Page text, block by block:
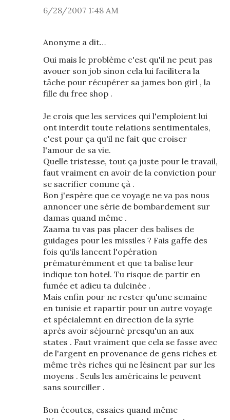
6/28/2007 1:48 AM
Anonyme a dit…
Oui mais le problème c'est qu'il ne peut pas
avouer son job sinon cela lui facilitera la
tâche pour récupérer sa james bon girl , la
fille du free shop .
Je crois que les services qui l'emploient lui
ont interdit toute relations sentimentales,
c'est pour ça qu'il ne fait que croiser
l'amour de sa vie.
Quelle tristesse, tout ça juste pour le travail,
faut vraiment en avoir de la conviction pour
se sacrifier comme çà .
Bon j'espère que ce voyage ne va pas nous
annoncer une série de bombardement sur
damas quand même .
Zaama tu vas pas placer des balises de
guidages pour les missiles ? Fais gaffe des
fois qu'ils lancent l'opération
prématurémment et que ta balise leur
indique ton hotel. Tu risque de partir en
fumée et adieu ta dulcinée .
Mais enfin pour ne rester qu'une semaine
en tunisie et rapartir pour un autre voyage
et spécialemnt en direction de la syrie
après avoir séjourné presqu'un an aux
states . Faut vraiment que cela se fasse avec
de l'argent en provenance de gens riches et
même très riches qui ne lésinent par sur les
moyens . Seuls les américains le peuvent
sans sourciller .
Bon écoutes, essaies quand même